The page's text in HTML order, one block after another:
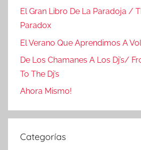
El Gran Libro De La Paradoja /
Paradox
El Verano Que Aprendimos A
De Los Chamanes A Los Dj’s/
To The Dj’s
Ahora Mismo!
Categorías